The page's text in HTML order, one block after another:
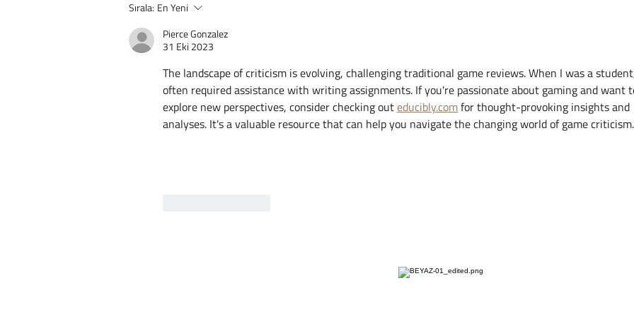
İngiltere Rahatladı: Tuchel’den
Harry Kane Açıklaması
Sırala: En Yeni
Pierce Gonzalez
31 Eki 2023
The landscape of criticism is evolving, challenging traditional game reviews. When I was a
often required assistance with writing assignments. If you're passionate about gaming and want
explore new perspectives, consider checking out educibly.com for thought-provoking insights and
analyses. It's a valuable resource that can help you navigate the changing world of game criticism.